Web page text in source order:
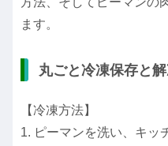
ます。
丸ごと冷凍保存と
【冷凍方法】
1. ピーマンを洗い、キッ